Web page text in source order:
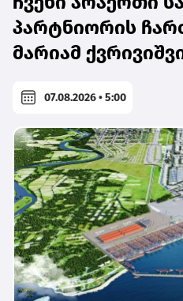
პარტნიორის
მარიამ
07.08.2026 • 5:00